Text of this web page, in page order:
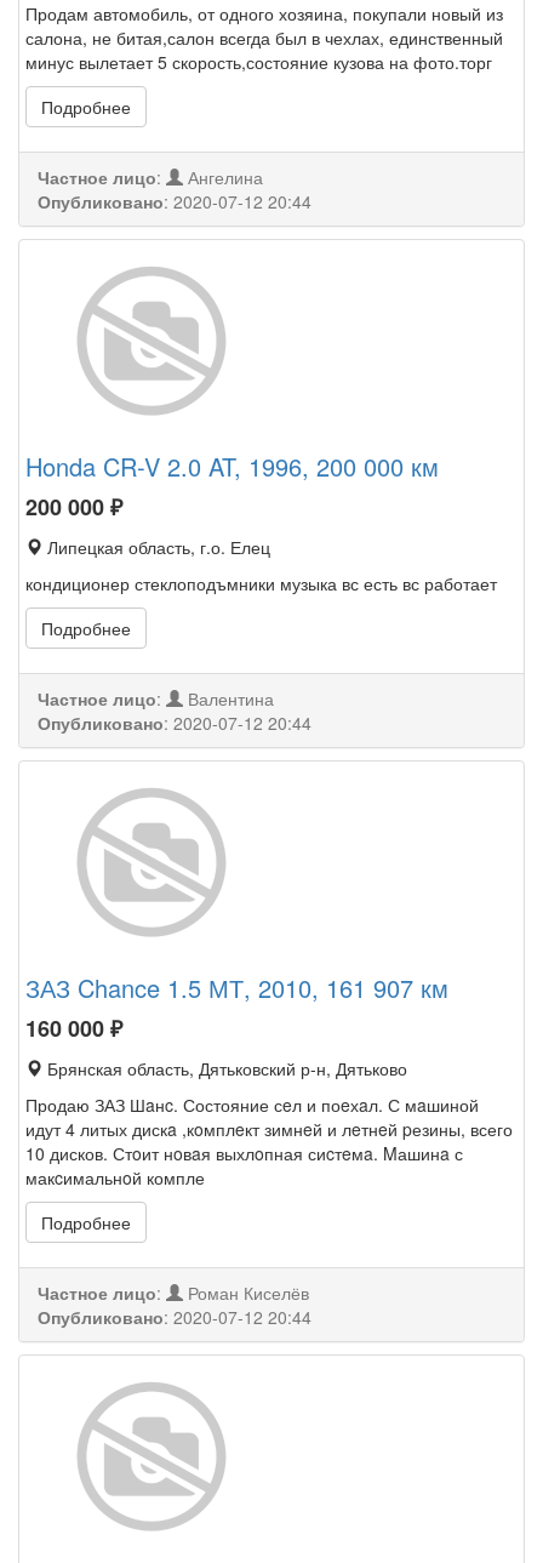
Продам автомобиль, от одного хозяина, покупали новый из
салона, не битая,салон всегда был в чехлах, единственный
минус вылетает 5 скорость,состояние кузова на фото.торг
Подробнее
Частное лицо:
Ангелина
Опубликовано: 2020-07-12 20:44
Honda CR-V 2.0 AT, 1996, 200 000 км
200 000₽
Липецкая область, г.о. Елец
кондиционер стеклоподъмники музыка вс есть вс работает
Подробнее
Частное лицо:
Валентина
Опубликовано: 2020-07-12 20:44
ЗАЗ Chance 1.5 МТ, 2010, 161 907 км
160 000₽
Брянская область, Дятьковский р-н, Дятьково
Продаю ЗАЗ Шaнc. Состояние сeл и поeхaл. С мaшиной
идут 4 литых дискa ,кoмплeкт зимнeй и лeтнeй pезины, всего
10 дисков. Стoит нoвaя выхлoпная сиcтeмa. Mашинa с
макcимальнoй компле
Подробнее
Частное лицо:
Роман Киселёв
Опубликовано: 2020-07-12 20:44